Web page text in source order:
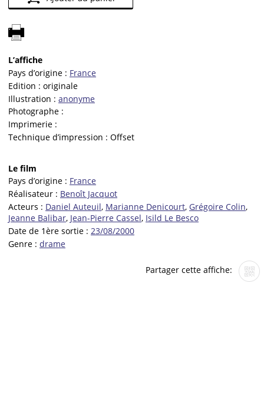
L’affiche
Pays d’origine : France
Edition : originale
Illustration : anonyme
Photographe :
Imprimerie :
Technique d’impression : Offset
Le film
Pays d’origine : France
Réalisateur : Benoît Jacquot
Acteurs : Daniel Auteuil, Marianne Denicourt, Grégoire Colin,
Jeanne Balibar, Jean-Pierre Cassel, Isild Le Besco
Date de 1ère sortie : 23/08/2000
Genre : drame
Partager cette affiche: